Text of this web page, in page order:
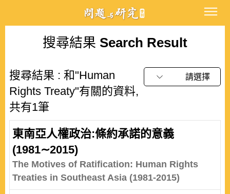
搜尋結果 Search Result
搜尋結果 : 和"Human
Rights Treaty"有關的資料,
共有1筆
請選擇
東南亞人權政治:條約承諾的意義
(1981∼2015)
The Motives of Ratification: Human Rights
Treaties in Southeast Asia (1981-2015)